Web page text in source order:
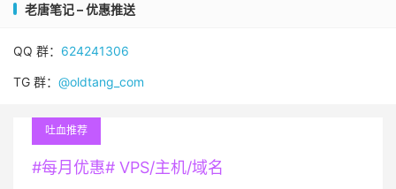
老唐笔记 – 优惠推送
QQ 群： 624241306
TG 群： @oldtang_com
吐血推荐
#每月优惠# VPS/主机/域名